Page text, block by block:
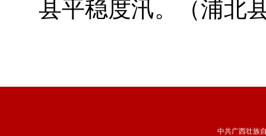
县平稳度汛。（浦北
中共广西壮族